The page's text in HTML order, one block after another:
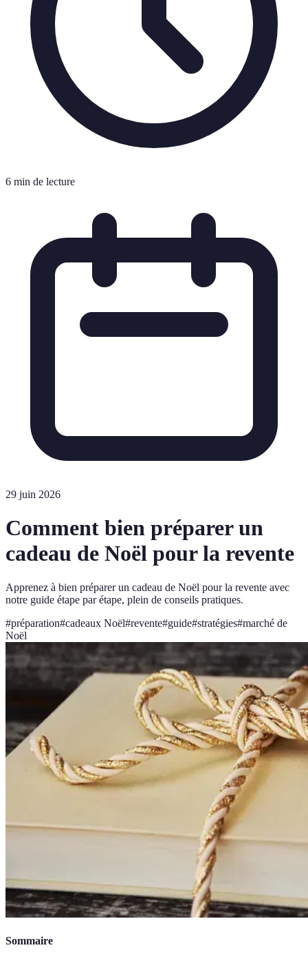
6 min de lecture
29 juin 2026
Comment bien préparer un
cadeau de Noël pour la revente
Apprenez à bien préparer un cadeau de Noël pour la revente avec
notre guide étape par étape, plein de conseils pratiques.
#préparation#cadeaux Noël#revente#guide#stratégies#marché de
Noël
Sommaire